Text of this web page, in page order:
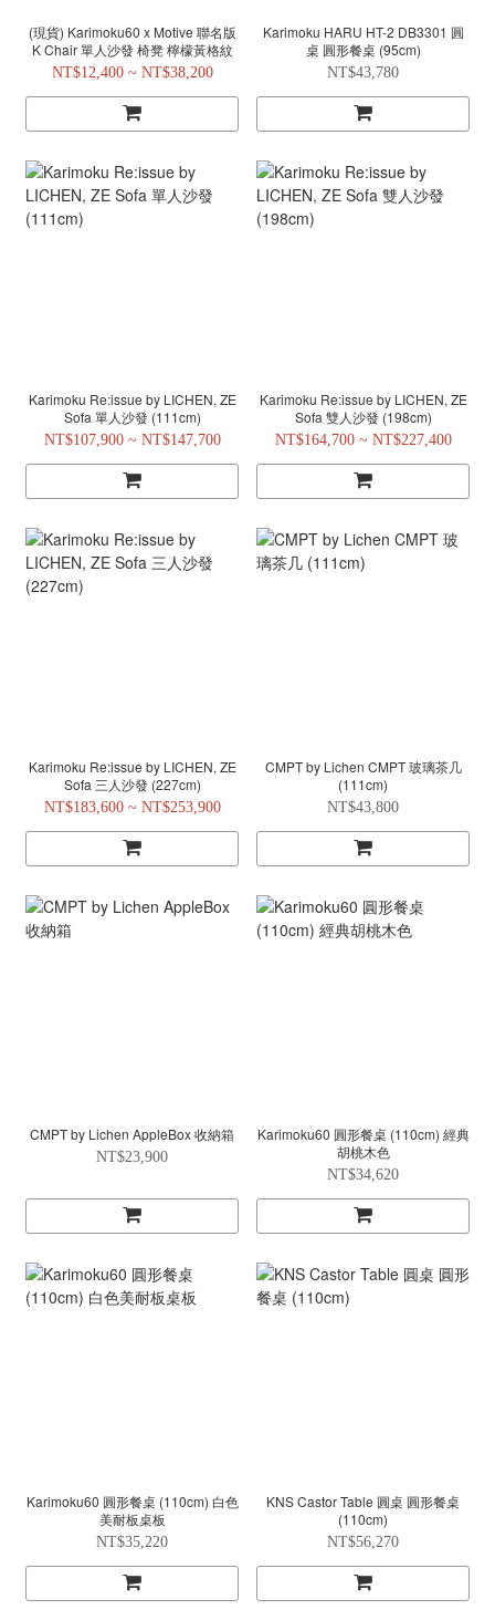
(現貨) Karimoku60 x Motive 聯名版
K Chair 單人沙發 椅凳 檸檬黃格紋
NT$12,400 ~ NT$38,200
Karimoku HARU HT-2 DB3301 圓
桌 圓形餐桌 (95cm)
NT$43,780
Karimoku Re:issue by LICHEN, ZE
Sofa 單人沙發 (111cm)
NT$107,900 ~ NT$147,700
Karimoku Re:issue by LICHEN, ZE
Sofa 雙人沙發 (198cm)
NT$164,700 ~ NT$227,400
Karimoku Re:issue by LICHEN, ZE
Sofa 三人沙發 (227cm)
NT$183,600 ~ NT$253,900
CMPT by Lichen CMPT 玻璃茶几
(111cm)
NT$43,800
CMPT by Lichen AppleBox 收納箱
NT$23,900
Karimoku60 圓形餐桌 (110cm) 經典
胡桃木色
NT$34,620
Karimoku60 圓形餐桌 (110cm) 白色
美耐板桌板
NT$35,220
KNS Castor Table 圓桌 圓形餐桌
(110cm)
NT$56,270